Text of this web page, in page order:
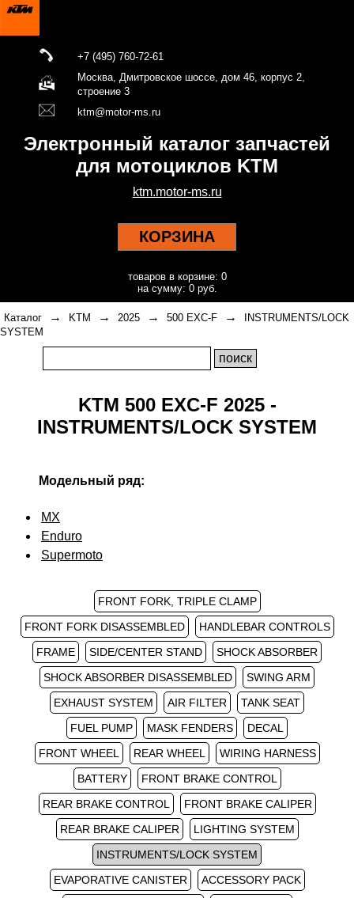
+7 (495) 760-72-61
Москва, Дмитровское шоссе, дом 46, корпус 2,
строение 3
ktm@motor-ms.ru
Электронный каталог запчастей
для мотоциклов KTM
ktm.motor-ms.ru
КОРЗИНА
товаров в корзине: 0
на сумму: 0 руб.
Каталог → KTM → 2025 → 500 EXC-F →
INSTRUMENTS/LOCK
SYSTEM
KTM 500 EXC-F 2025 -
INSTRUMENTS/LOCK SYSTEM
Модельный ряд:
MX
Enduro
Supermoto
FRONT FORK, TRIPLE CLAMP
FRONT FORK DISASSEMBLED
HANDLEBAR CONTROLS
FRAME
SIDE/CENTER STAND
SHOCK ABSORBER
SHOCK ABSORBER DISASSEMBLED
SWING ARM
EXHAUST SYSTEM
AIR FILTER
TANK SEAT
FUEL PUMP
MASK FENDERS
DECAL
FRONT WHEEL
REAR WHEEL
WIRING HARNESS
BATTERY
FRONT BRAKE CONTROL
REAR BRAKE CONTROL
FRONT BRAKE CALIPER
REAR BRAKE CALIPER
LIGHTING SYSTEM
INSTRUMENTS/LOCK SYSTEM
EVAPORATIVE CANISTER
ACCESSORY PACK